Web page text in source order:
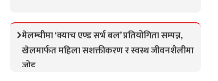
मेलम्चीमा ‘क्याच एण्ड सर्भ बल’ प्रतियोगिता सम्पन्न,
खेलमार्फत महिला सशक्तीकरण र स्वस्थ जीवनशैलीमा
जोड